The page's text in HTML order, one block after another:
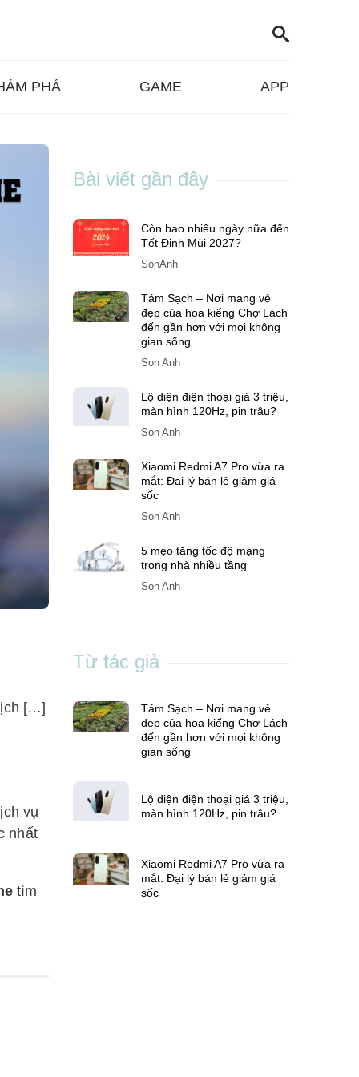
PHÁ GAME APP
[…]
vụ
nhất
tìm
Bài viết gần đây
Còn bao nhiêu ngày nữa đến
Tết Đinh Mùi 2027?
SonAnh
Tám Sạch – Nơi mang vẻ
đẹp của hoa kiểng Chợ Lách
đến gần hơn với mọi không
gian sống
Son Anh
Lộ diện điện thoại giá 3 triệu,
màn hình 120Hz, pin trâu?
Son Anh
Xiaomi Redmi A7 Pro vừa ra
mắt: Đại lý bán lẻ giảm giá
sốc
Son Anh
5 mẹo tăng tốc độ mạng
trong nhà nhiều tầng
Son Anh
Từ tác giả
Tám Sạch – Nơi mang vẻ
đẹp của hoa kiểng Chợ Lách
đến gần hơn với mọi không
gian sống
Lộ diện điện thoại giá 3 triệu,
màn hình 120Hz, pin trâu?
Xiaomi Redmi A7 Pro vừa ra
mắt: Đại lý bán lẻ giảm giá
sốc